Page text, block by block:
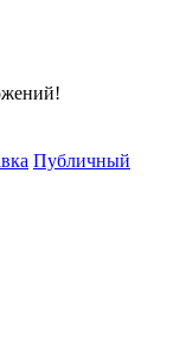
Публичный